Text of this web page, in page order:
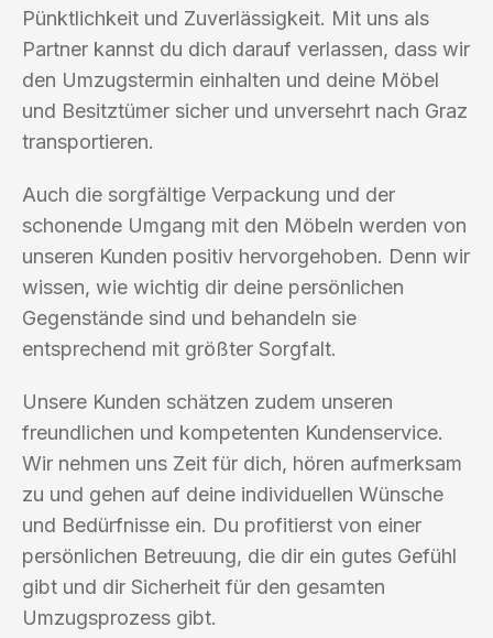
Pünktlichkeit und Zuverlässigkeit. Mit uns als
Partner kannst du dich darauf verlassen, dass wir
den Umzugstermin einhalten und deine Möbel
und Besitztümer sicher und unversehrt nach Graz
transportieren.
Auch die sorgfältige Verpackung und der
schonende Umgang mit den Möbeln werden von
unseren Kunden positiv hervorgehoben. Denn wir
wissen, wie wichtig dir deine persönlichen
Gegenstände sind und behandeln sie
entsprechend mit größter Sorgfalt.
Unsere Kunden schätzen zudem unseren
freundlichen und kompetenten Kundenservice.
Wir nehmen uns Zeit für dich, hören aufmerksam
zu und gehen auf deine individuellen Wünsche
und Bedürfnisse ein. Du profitierst von einer
persönlichen Betreuung, die dir ein gutes Gefühl
gibt und dir Sicherheit für den gesamten
Umzugsprozess gibt.